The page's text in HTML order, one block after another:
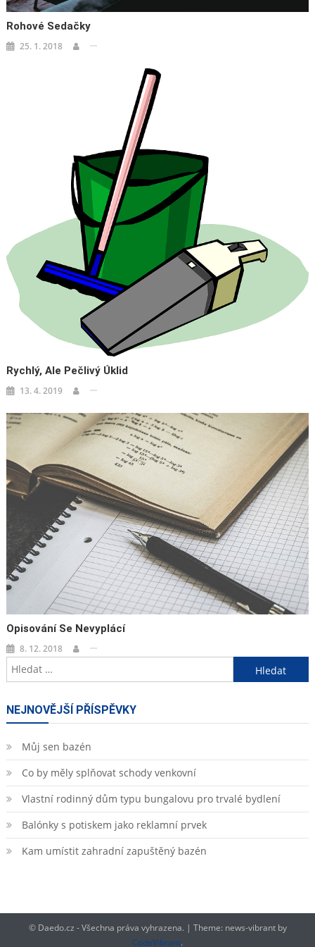
Rohové Sedačky
25. 1. 2018
Rychlý, Ale Pečlivý Úklid
13. 4. 2019
Opisování Se Nevyplácí
8. 12. 2018
Vyhledávání
NEJNOVĚJŠÍ PŘÍSPĚVKY
Můj sen bazén
Co by měly splňovat schody venkovní
Vlastní rodinný dům typu bungalovu pro trvalé bydlení
Balónky s potiskem jako reklamní prvek
Kam umístit zahradní zapuštěný bazén
© Daedo.cz - Všechna práva vyhrazena. | Theme: news-vibrant by
CodeVibrant.